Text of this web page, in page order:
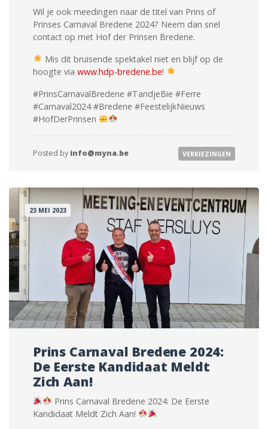
Wil je ook meedingen naar de titel van Prins of
Prinses Carnaval Bredene 2024? Neem dan snel
contact op met Hof der Prinsen Bredene.
Mis dit bruisende spektakel niet en blijf op de
hoogte via www.hdp-bredene.be!
#PrinsCarnavalBredene #TandjeBie #Ferre
#Carnaval2024 #Bredene #FeestelijkNieuws
#HofDerPrinsen
Posted by info@myna.be VERKIEZINGEN
23 MEI 2023
Prins Carnaval Bredene 2024:
De Eerste Kandidaat Meldt
Zich Aan!
Prins Carnaval Bredene 2024: De Eerste
Kandidaat Meldt Zich Aan!